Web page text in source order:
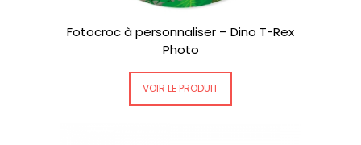
Fotocroc à personnaliser – Dino T-Rex
Photo
VOIR LE PRODUIT